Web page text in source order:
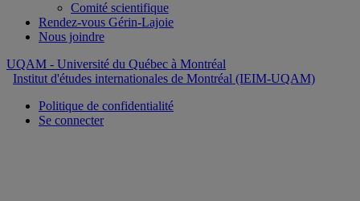
Comité scientifique
Rendez-vous Gérin-Lajoie
Nous joindre
UQAM - Université du Québec à Montréal
Institut d'études internationales de Montréal (IEIM-UQAM)
Politique de confidentialité
Se connecter